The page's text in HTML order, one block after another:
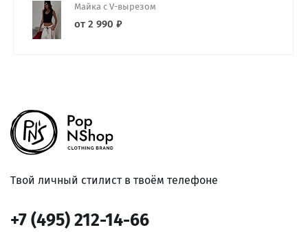
Майка с V-вырезом
от 2 990 ₽
Твой личный стилист в твоём телефоне
+7 (495) 212-14-66